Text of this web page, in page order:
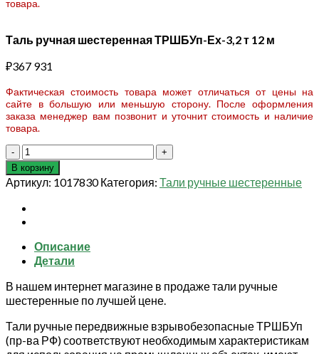
товара.
Таль ручная шестеренная ТРШБУп-Ех-3,2 т 12 м
₽367 931
Фактическая стоимость товара может отличаться от цены на
сайте в большую или меньшую сторону. После оформления
заказа менеджер вам позвонит и уточнит стоимость и наличие
товара.
Количество
товара
Таль
ручная
шестеренная
ТРШБУп-
т
12
В корзину
Артикул: 1017830 Категория: Тали ручные шестеренные
Описание
Детали
В нашем интернет магазине в продаже тали ручные
шестеренные по лучшей цене.
Тали ручные передвижные взрывобезопасные ТРШБУп
(пр-ва РФ) соответствуют необходимым характеристикам